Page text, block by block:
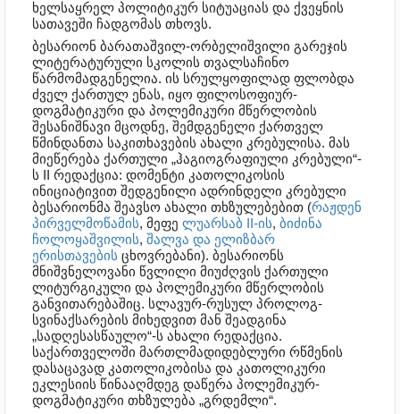
ხელსაყრელ პოლიტიკურ სიტუაციას და ქვეყნის
სათავეში ჩადგომას თხოვს.
ბესარიონ ბარათაშვილ-ორბელიშვილი გარეჯის
ლიტერატურული სკოლის თვალსაჩინო
წარმომადგენელია. ის სრულყოფილად ფლობდა
ძველ ქართულ ენას, იყო ფილოსოფიურ-
დოგმატიკური და პოლემიკური მწერლობის
შესანიშნავი მცოდნე, შემდგენელი ქართველ
წმინდანთა საკითხავების ახალი კრებულისა. მას
მიეწერება ქართული „ჰაგიოგრაფიული კრებული“-
ს II რედაქცია: დომენტი კათოლიკოსის
ინიციატივით შედგენილი ადრინდელი კრებული
ბესარიონმა შეავსო ახალი თხზულებებით (რაჟდენ
პირველმოწამის, მეფე ლუარსაბ II-ის, ბიძინა
ჩოლოყაშვილის, შალვა და ელიზბარ
ერისთავების ცხოვრებანი). ბესარიონს
მნიშვნელოვანი წვლილი მიუძღვის ქართული
ლიტურგიკული და პოლემიკური მწერლობის
განვითარებაშიც. სლავურ-რუსულ პროლოგ-
სვინაქსარების მიხედვით მან შეადგინა
„სადღესასწაულო“-ს ახალი რედაქცია.
საქართველოში მართლმადიდებლური რწმენის
დასაცავად კათოლიკობისა და კათოლიკური
ეკლესიის წინააღმდეგ დაწერა პოლემიკურ-
დოგმატიკური თხზულება „გრდემლი“.